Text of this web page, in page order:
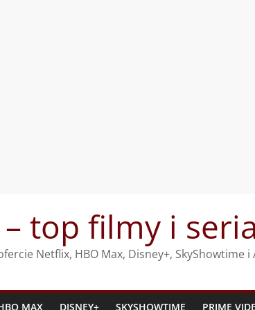
top filmy i
Netflix, HBO Max, Disney+, SkyShowtime
MAX DISNEY+ SKYSHOWTIME PRIME